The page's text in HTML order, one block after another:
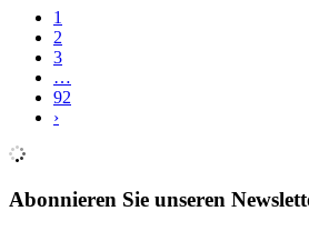
1
2
3
…
92
›
Abonnieren Sie unseren